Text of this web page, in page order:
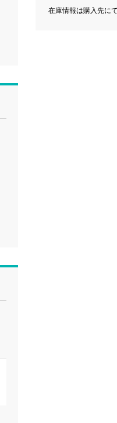
在庫情報は購入先に